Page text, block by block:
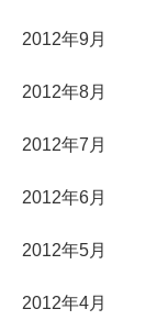
2012年9月
2012年8月
2012年7月
2012年6月
2012年5月
2012年4月